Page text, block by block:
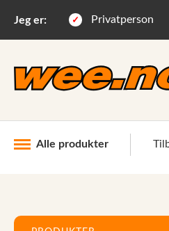
Jeg er: Privatperson
Alle produkter